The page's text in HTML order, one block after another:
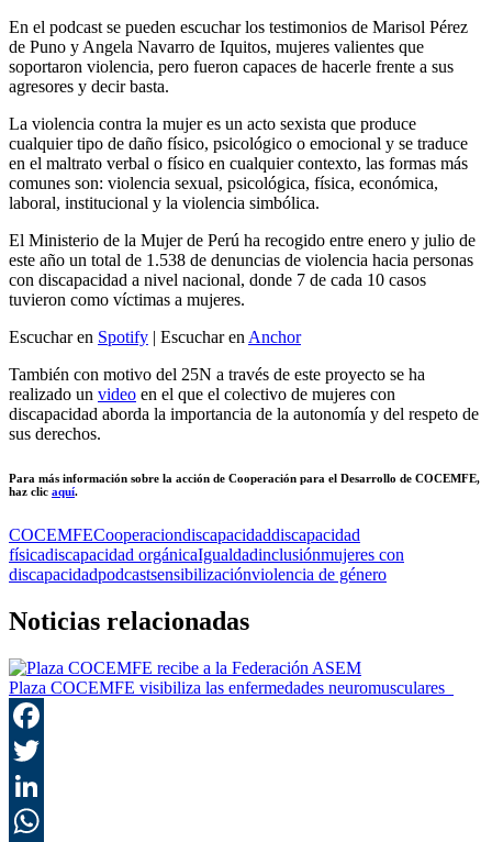
En el podcast se pueden escuchar los testimonios de Marisol Pérez
de Puno y Angela Navarro de Iquitos, mujeres valientes que
soportaron violencia, pero fueron capaces de hacerle frente a sus
agresores y decir basta.
La violencia contra la mujer es un acto sexista que produce
cualquier tipo de daño físico, psicológico o emocional y se traduce
en el maltrato verbal o físico en cualquier contexto, las formas más
comunes son: violencia sexual, psicológica, física, económica,
laboral, institucional y la violencia simbólica.
El Ministerio de la Mujer de Perú ha recogido entre enero y julio de
este año un total de 1.538 de denuncias de violencia hacia personas
con discapacidad a nivel nacional, donde 7 de cada 10 casos
tuvieron como víctimas a mujeres.
Escuchar en Spotify | Escuchar en Anchor
También con motivo del 25N a través de este proyecto se ha
realizado un video en el que el colectivo de mujeres con
discapacidad aborda la importancia de la autonomía y del respeto de
sus derechos.
Para más información sobre la acción de Cooperación para el Desarrollo de COCEMFE,
haz clic aquí.
COCEMFECooperaciondiscapacidaddiscapacidad
físicadiscapacidad orgánicaIgualdadinclusiónmujeres con
discapacidadpodcastsensibilizaciónviolencia de género
Noticias relacionadas
Plaza COCEMFE visibiliza las enfermedades neuromusculares